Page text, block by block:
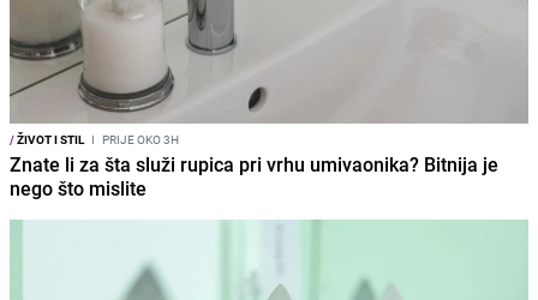
/ŽIVOT I STIL I PRIJE OKO 3H
Znate li za šta služi rupica pri vrhu umivaonika? Bitnija je
nego što mislite